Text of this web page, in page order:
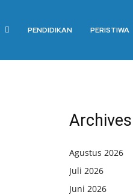
PENDIDIKAN PERISTIWA
Archives
Agustus 2026
Juli 2026
Juni 2026